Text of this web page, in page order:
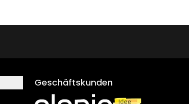
Geschäftskunden